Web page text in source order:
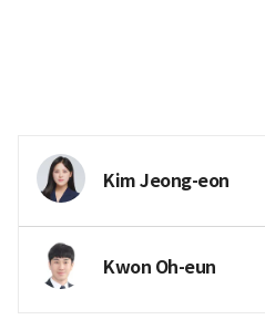
Kim Jeong-eon
Kwon Oh-eun